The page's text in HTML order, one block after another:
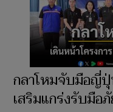
กลาโหมจับมือญี่ปุ่
เสริมแกร่งรับมือ